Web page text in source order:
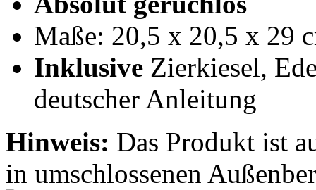
Maße: 20,5 x 20,5 x 29
Inklusive Zierkiesel,
deutscher Anleitung
Hinweis: Das Produkt ist
in umschlossenen